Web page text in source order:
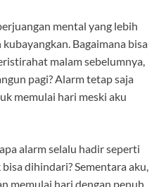
mental yang lebih
Bagaimana bisa
malam sebelumnya,
pagi? Alarm tetap saja
memulai hari meski aku
alarm selalu hadir seperti
dihindari? Sementara aku,
memulai hari dengan penuh